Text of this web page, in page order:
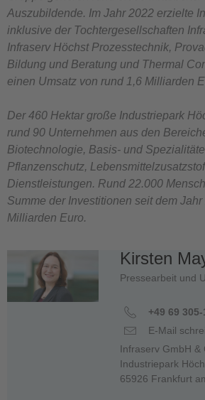
Auszubildende. Im Jahr 2022 erzielte
inklusive der Tochtergesellschaften
Infraserv Höchst Prozesstechnik,
Bildung und Beratung und Thermal
einen Umsatz von rund 1,6 Milliarden
Der 460 Hektar große Industriepark
rund 90 Unternehmen aus den
Biotechnologie, Basis- und
Pflanzenschutz,
Dienstleistungen. Rund 22.000
Summe der Investitionen seit dem
Milliarden Euro.
Kirsten
Pressearbeit und
+49 69 305-
E-Mail
Infraserv GmbH &
Industriepark
65926 Frankfurt